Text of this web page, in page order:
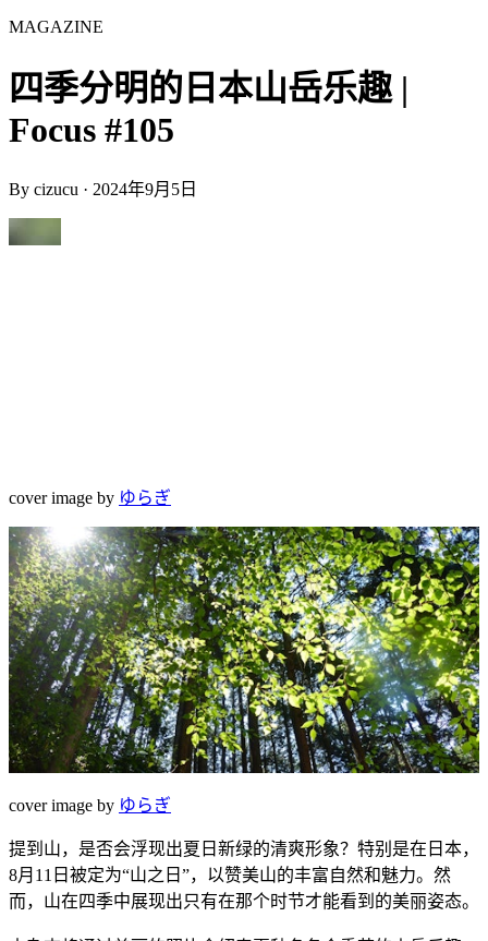
MAGAZINE
四季分明的日本山岳乐趣 |
Focus #105
By cizucu · 2024年9月5日
cover image by ゆらぎ
cover image by ゆらぎ
提到山，是否会浮现出夏日新绿的清爽形象？特别是在日本，
8月11日被定为“山之日”，以赞美山的丰富自然和魅力。然
而，山在四季中展现出只有在那个时节才能看到的美丽姿态。